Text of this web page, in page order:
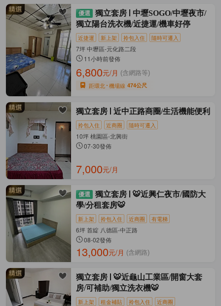
獨立套房
中壢SOGO/中壢夜市/
獨立陽台洗衣機/近捷運/機車好停
近捷運 新上架 拎包入住 隨時可遷入
7坪 中壢區-元化路二段
11小時前發佈
6,800元/月 (含網路等)
距環北 機場線 474公尺
獨立套房 近中正路商圈/生活機能便利
拎包入住 近商圈 隨時可遷入
10坪 桃園區-北興街
07-30發佈
7,000元/月
獨立套房
🐯近興仁夜市/國防大
學/分租套房🐯
新上架 拎包入住 近商圈 有電梯
6坪 首綻 八德區-中正路
08-02發佈
13,000元/月 (含網路)
獨立套房
🐯近龜山工業區/開窗大套
房/可補助/獨立洗衣機🐯
新上架 租金補貼 拎包入住 近商圈